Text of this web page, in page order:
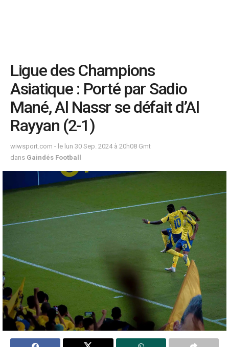
Ligue des Champions
Asiatique : Porté par Sadio
Mané, Al Nassr se défait d’Al
Rayyan (2-1)
wiwsport.com - le lun 30 Sep. 2024 à 20h08 Gmt
dans Gaindés Football